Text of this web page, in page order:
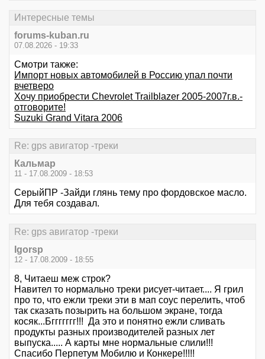
Интересные темы
forums-kuban.ru
07.08.2026 - 19:33
Смотри также:
Импорт новых автомобилей в Россию упал почти
вчетверо
Хочу приобрести Chevrolet Trailblazer 2005-2007г.в.-
отговорите!
Suzuki Grand Vitara 2006
Re: gps авигатор -треки
Кальмар
11 - 17.08.2009 - 18:53
СерыйПР -Зайди глянь тему про фордовское масло.
Для тебя создавал.
Re: gps авигатор -треки
Igorsp
12 - 17.08.2009 - 18:55
8, Читаеш меж строк?
Навител то нормально треки рисует-читает.... Я грил
про то, что ежли треки эти в мап соус перелить, чтоб
так сказать позырить на большом экране, тогда
косяк...Бггггггг!!! Да это и понятно ежли сливать
продукты разных производителей разных лет
выпуска..... А карты мне нормальные слили!!!
Спасибо Перпетум Мобилю и Конкере!!!!!